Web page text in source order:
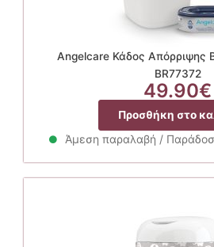
Angelcare Κάδος Απόρριψης
BR77372
49.90€
Προσθήκη στο
Άμεση παραλαβή /